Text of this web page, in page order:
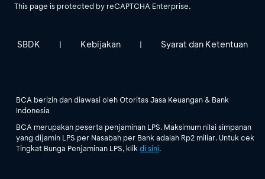
This page is protected by reCAPTCHA Enterprise.
SBDK | Kebijakan | Syarat dan Ketentuan
BCA berizin dan diawasi oleh Otoritas Jasa Keuangan & Bank
Indonesia
BCA merupakan peserta penjaminan LPS. Maksimum nilai simpanan
yang dijamin LPS per Nasabah per Bank adalah Rp2 miliar. Untuk cek
Tingkat Bunga Penjaminan LPS, klik di sini.